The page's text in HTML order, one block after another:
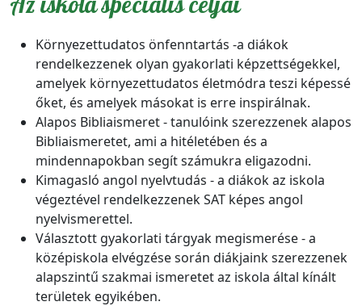
Az iskola speciális céljai
Környezettudatos önfenntartás -a diákok
rendelkezzenek olyan gyakorlati képzettségekkel,
amelyek környezettudatos életmódra teszi képessé
őket, és amelyek másokat is erre inspirálnak.
Alapos Bibliaismeret - tanulóink szerezzenek alapos
Bibliaismeretet, ami a hitéletében és a
mindennapokban segít számukra eligazodni.
Kimagasló angol nyelvtudás - a diákok az iskola
végeztével rendelkezzenek SAT képes angol
nyelvismerettel.
Választott gyakorlati tárgyak megismerése - a
középiskola elvégzése során diákjaink szerezzenek
alapszintű szakmai ismeretet az iskola által kínált
területek egyikében.